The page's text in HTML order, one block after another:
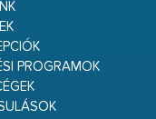
PROGRAMOK